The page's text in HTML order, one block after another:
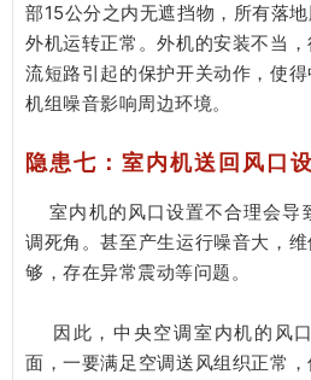
部15公分之内无遮挡物，所有落
外机运转正常。外机的安装不当
流短路引起的保护开关动作，使
机组噪音影响周边环境。
隐患七：室内机送回风口
室内机的风口设置不合理会导
调死角。甚至产生运行噪音大，
够，存在异常震动等问题。
因此，中央空调室内机的风
面，一要满足空调送风组织正常